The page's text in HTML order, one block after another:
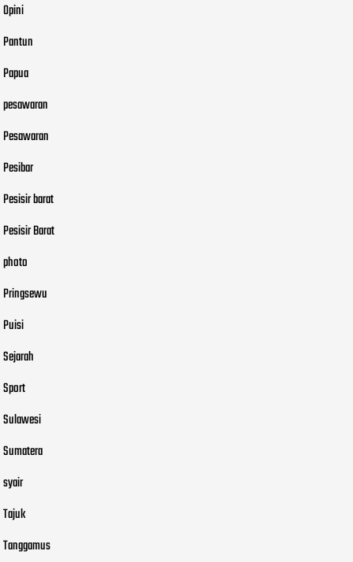
Opini
Pantun
Papua
pesawaran
Pesawaran
Pesibar
Pesisir barat
Pesisir Barat
photo
Pringsewu
Puisi
Sejarah
Sport
Sulawesi
Sumatera
syair
Tajuk
Tanggamus